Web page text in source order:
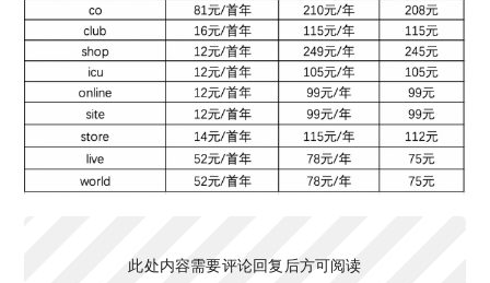
此处内容需要评论回复后方可阅读